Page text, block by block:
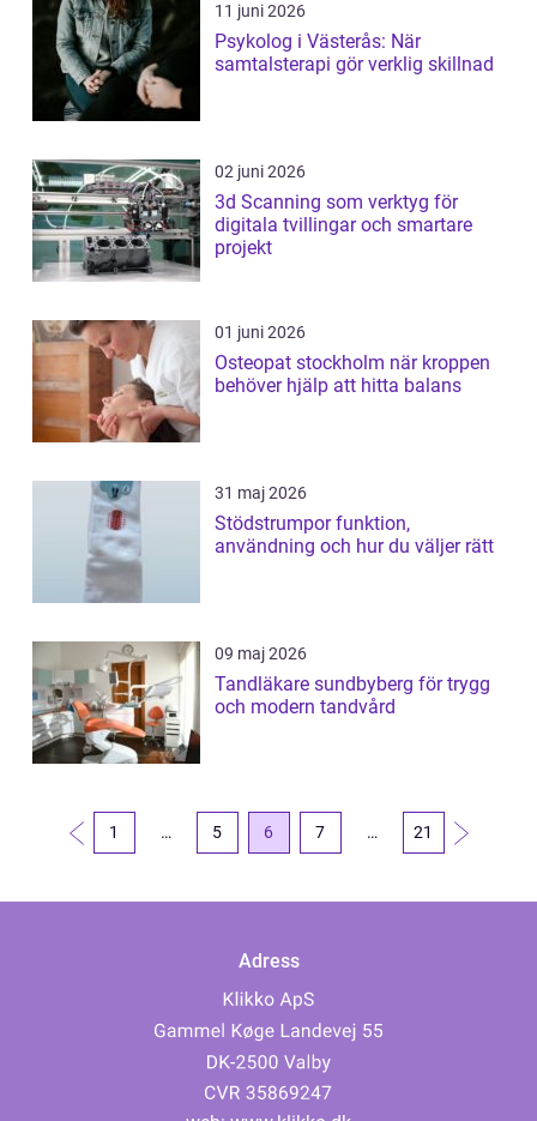
11 juni 2026
Psykolog i Västerås: När
samtalsterapi gör verklig skillnad
02 juni 2026
3d Scanning som verktyg för
digitala tvillingar och smartare
projekt
01 juni 2026
Osteopat stockholm när kroppen
behöver hjälp att hitta balans
31 maj 2026
Stödstrumpor funktion,
användning och hur du väljer rätt
09 maj 2026
Tandläkare sundbyberg för trygg
och modern tandvård
1 … 5 6 7 … 21
Adress